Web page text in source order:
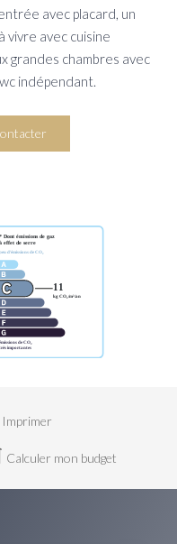
avec placard, un
vivre avec cuisine
grandes chambres avec
indépendant.
Imprimer
Calculer mon budget